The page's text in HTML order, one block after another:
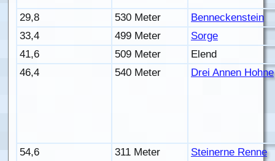
29,8 530 Meter
Benneckenstein
33,4
499 Meter
Sorge
41,6
509 Meter
Elend
46,4
540 Meter Drei Annen Hohne
54,6 311 Meter Steinerne Renne